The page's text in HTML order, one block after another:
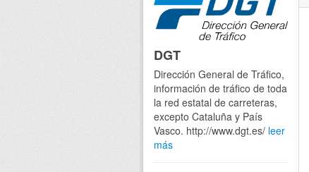
DGT
Dirección General de Tráfico,
información de tráfico de toda
la red estatal de carreteras,
excepto Cataluña y País
Vasco. http://www.dgt.es/ leer
más